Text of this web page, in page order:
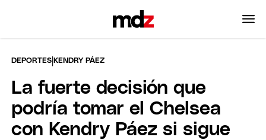
DEPORTES |KENDRY PÁEZ
La fuerte decisión que
podría tomar el Chelsea
con Kendry Páez si sigue